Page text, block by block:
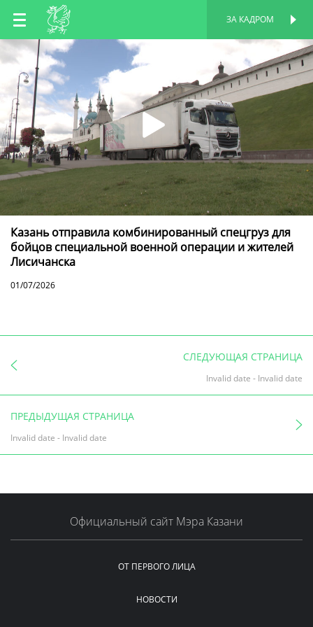
RU
TT
ЗА КАДРОМ
Казань отправила комбинированный спецгруз для
бойцов специальной военной операции и жителей
Лисичанска
01/07/2026
СЛЕДУЮЩАЯ СТРАНИЦА
Invalid date - Invalid date
ПРЕДЫДУЩАЯ СТРАНИЦА
Invalid date - Invalid date
Официальный сайт Мэра Казани
ОТ ПЕРВОГО ЛИЦА
НОВОСТИ
ПЕРСОНАЛЬНАЯ
СТРАНИЦА